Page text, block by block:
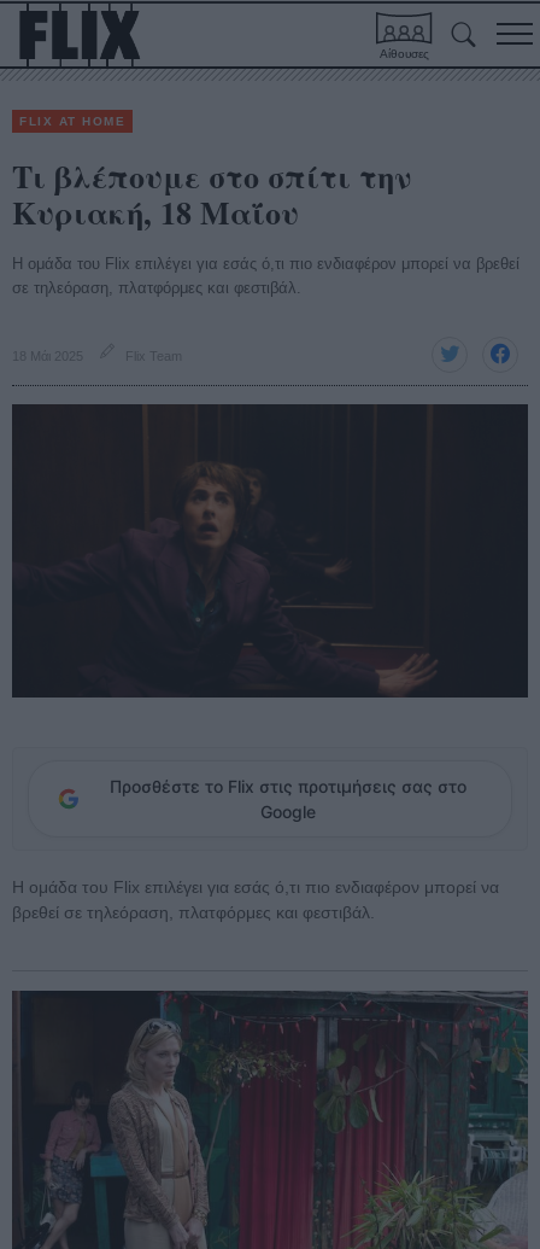
Αίθουσες
FLIX AT HOME
Τι βλέπουμε στο σπίτι την
Κυριακή, 18 Μαΐου
Η ομάδα του Flix επιλέγει για εσάς ό,τι πιο ενδιαφέρον μπορεί να βρεθεί
σε τηλεόραση, πλατφόρμες και φεστιβάλ.
18 Μάι 2025 Flix Team
Προσθέστε το Flix στις προτιμήσεις σας στο
Google
Η ομάδα του Flix επιλέγει για εσάς ό,τι πιο ενδιαφέρον μπορεί να
βρεθεί σε τηλεόραση, πλατφόρμες και φεστιβάλ.